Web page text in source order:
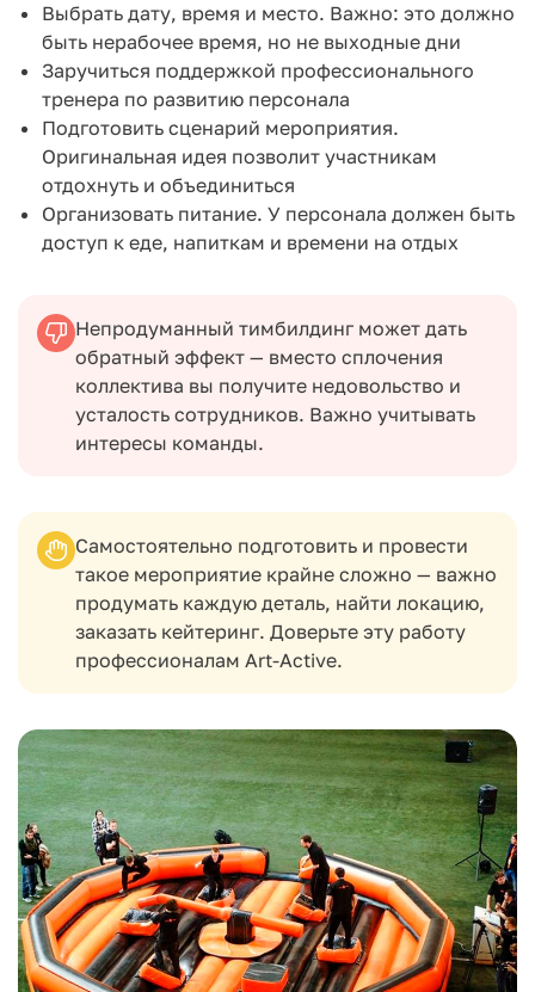
Выбрать дату, время и место. Важно: это должно
быть нерабочее время, но не выходные дни
Заручиться поддержкой профессионального
тренера по развитию персонала
Подготовить сценарий мероприятия.
Оригинальная идея позволит участникам
отдохнуть и объединиться
Организовать питание. У персонала должен быть
доступ к еде, напиткам и времени на отдых
Непродуманный тимбилдинг может дать
обратный эффект — вместо сплочения
коллектива вы получите недовольство и
усталость сотрудников. Важно учитывать
интересы команды.
Самостоятельно подготовить и провести
такое мероприятие крайне сложно — важно
продумать каждую деталь, найти локацию,
заказать кейтеринг. Доверьте эту работу
профессионалам Art-Active.